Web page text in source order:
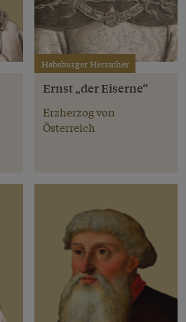
Habsburger Herrscher
Ernst „der Eiserne“
Erzherzog von
Österreich